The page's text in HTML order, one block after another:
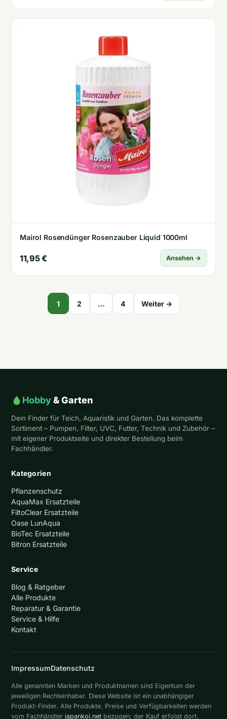
Mairol Rosendünger Rosenzauber Liquid 1000ml
11,95 € Ansehen →
Seitennummerierung
1 2 … 4 Weiter →
Hobby& Garten
Dein Finder für Teich, Aquaristik und Garten. Das komplette
Sortiment – Pumpen, Filter, UVC, Futter, Technik und Zubehör –
mit eigener Produktseite und direkter Bestellung beim
Fachhändler.
Kategorien
Pflanzenschutz
AquaMax Ersatzteile
FiltoClear Ersatzteile
Oase LunAqua
BioTec Ersatzteile
Bitron Ersatzteile
Service
Blog & Ratgeber
Alle Produkte
Reparatur & Garantie
Service & Hilfe
Kontakt
ImpressumDatenschutz
Alle genannten Marken und Produktnamen sind Eigentum der
jeweiligen Rechteinhaber. Diese Website ist ein unabhängiger
Produkt-Finder. Alle Produkte, Preise und Verfügbarkeiten werden
vom Fachhändler japankoi.net bezogen; der Kauf erfolgt dort.